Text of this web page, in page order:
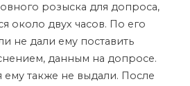
розыска для допроса,
около двух часов. По его
не дали ему поставить
данным на допросе.
также не выдали. После